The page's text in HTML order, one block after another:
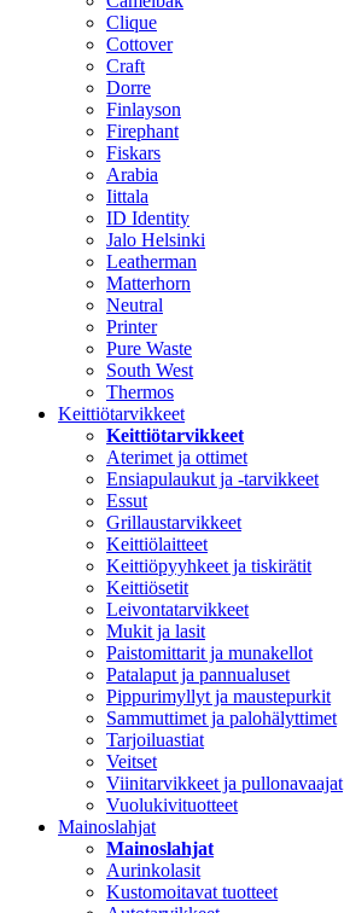
Clique
Cottover
Craft
Dorre
Finlayson
Firephant
Fiskars
Arabia
Iittala
ID Identity
Jalo Helsinki
Leatherman
Matterhorn
Neutral
Printer
Pure Waste
South West
Thermos
Keittiötarvikkeet
Keittiötarvikkeet
Aterimet ja ottimet
Ensiapulaukut ja -tarvikkeet
Essut
Grillaustarvikkeet
Keittiölaitteet
Keittiöpyyhkeet ja tiskirätit
Keittiösetit
Leivontatarvikkeet
Mukit ja lasit
Paistomittarit ja munakellot
Patalaput ja pannualuset
Pippurimyllyt ja maustepurkit
Sammuttimet ja palohälyttimet
Tarjoiluastiat
Veitset
Viinitarvikkeet ja pullonavaajat
Vuolukivituotteet
Mainoslahjat
Mainoslahjat
Aurinkolasit
Kustomoitavat tuotteet